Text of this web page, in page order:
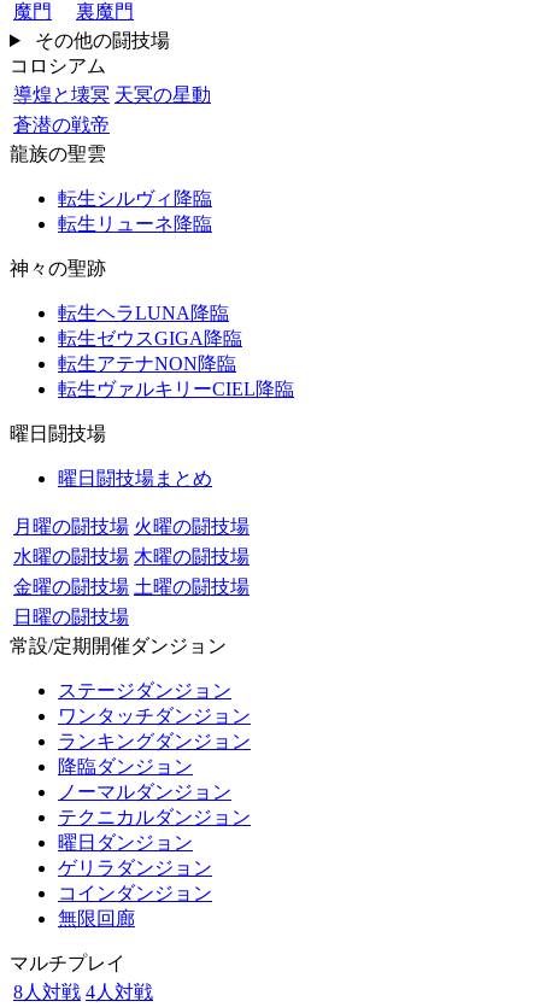
魔門
裏魔門
その他の闘技場
コロシアム
導煌と壊冥 天冥の星動
蒼潜の戦帝
龍族の聖雲
転生シルヴィ降臨
転生リューネ降臨
神々の聖跡
転生ヘラLUNA降臨
転生ゼウスGIGA降臨
転生アテナNON降臨
転生ヴァルキリーCIEL降臨
曜日闘技場
曜日闘技場まとめ
月曜の闘技場 火曜の闘技場
水曜の闘技場 木曜の闘技場
金曜の闘技場 土曜の闘技場
日曜の闘技場
常設/定期開催ダンジョン
ステージダンジョン
ワンタッチダンジョン
ランキングダンジョン
降臨ダンジョン
ノーマルダンジョン
テクニカルダンジョン
曜日ダンジョン
ゲリラダンジョン
コインダンジョン
無限回廊
マルチプレイ
8人対戦 4人対戦